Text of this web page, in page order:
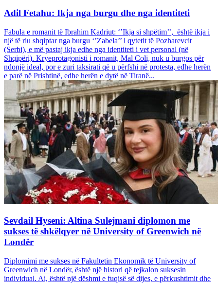
Adil Fetahu: Ikja nga burgu dhe nga identiteti
Fabula e romanit të Ibrahim Kadriut: ‘’Ikja si shpëtim’’, është ikja i
një të riu shqiptar nga burgu ‘’Zabela’’ i qytetit të Pozharevcit
(Serbi), e më pastaj ikja edhe nga identiteti i vet personal (në
Shqipëri). Kryeprotagonisti i romanit, Mal Coli, nuk u burgos për
ndonjë ideal, por e zuri taksirati që u përfshi në protesta, edhe herën
e parë në Prishtinë, edhe herën e dytë në Tiranë...
Sevdail Hyseni: Altina Sulejmani diplomon me
sukses të shkëlqyer në University of Greenwich në
Londër
Diplomimi me sukses në Fakultetin Ekonomik të University of
Greenwich në Londër, është një histori që tejkalon suksesin
individual. Ai, është një dëshmi e fuqisë së dijes, e përkushtimit dhe